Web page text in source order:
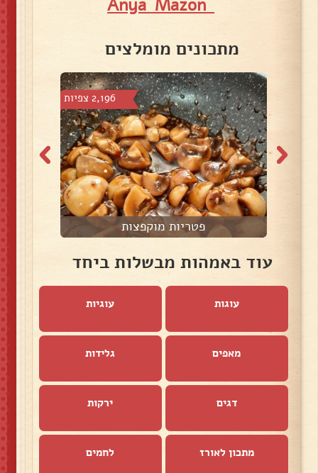
מתכונים מומלצים
2,196 צפיות
פטריות מוקפצות
עוד באמהות מבשלות ביחד
עוגות עוגיות
מאפים גלידות
דגים ירקות
מתכון לאורז לחמים